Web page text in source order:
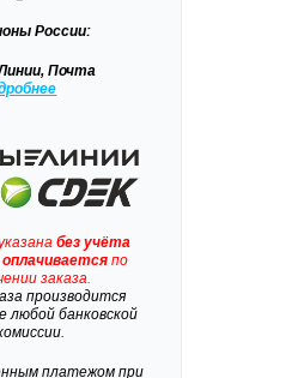
России:
Почта
без учёта
оплачивается по
заказа.
производится
любой банковской
платежом при